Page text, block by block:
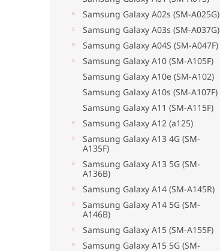
Samsung Galaxy A02s (SM-A025G)
Samsung Galaxy A03s (SM-A037G)
Samsung Galaxy A04S (SM-A047F)
Samsung Galaxy A10 (SM-A105F)
Samsung Galaxy A10e (SM-A102)
Samsung Galaxy A10s (SM-A107F)
Samsung Galaxy A11 (SM-A115F)
Samsung Galaxy A12 (a125)
Samsung Galaxy A13 4G (SM-
A135F)
Samsung Galaxy A13 5G (SM-
A136B)
Samsung Galaxy A14 (SM-A145R)
Samsung Galaxy A14 5G (SM-
A146B)
Samsung Galaxy A15 (SM-A155F)
Samsung Galaxy A15 5G (SM-